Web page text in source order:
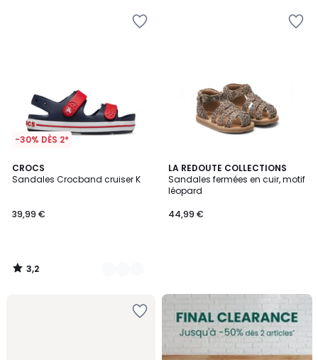
-30% DÈS 2*
CROCS
Sandales Crocband cruiser K
39,99 €
3,2
/ 5
2
Couleurs
3,2
/
LA REDOUTE COLLECTIONS
Sandales fermées en cuir, motif
léopard
44,99 €
FINAL
CLEARANCE